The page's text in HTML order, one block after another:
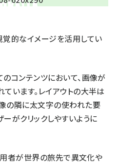
覚的なイメージを活用してい
コンテンツにおいて、画像が
います。レイアウトの大半は
の隣に太文字の使われた要
がクリックしやすいように
者が世界の旅先で異文化や